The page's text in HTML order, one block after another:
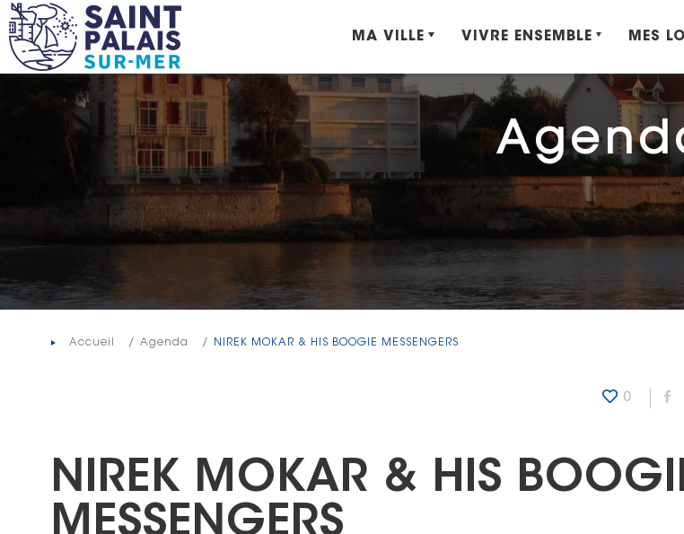
Panneau de gestion des cookies
MA VILLE VIVRE ENSEMBLE MES
Accueil Agenda NIREK MOKAR & HIS BOOGIE MESSENGERS
0
NIREK MOKAR & HIS
MESSENGERS